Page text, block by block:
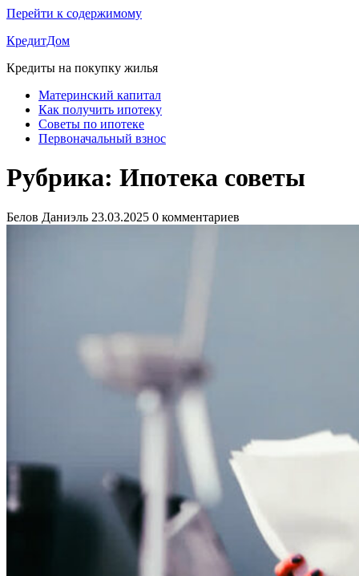
Перейти к содержимому
КредитДом
Кредиты на покупку жилья
Материнский капитал
Как получить ипотеку
Советы по ипотеке
Первоначальный взнос
Рубрика: Ипотека советы
Белов Даниэль 23.03.2025 0 комментариев